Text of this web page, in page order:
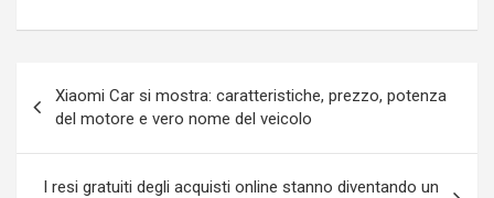
articoli
Xiaomi Car si mostra: caratteristiche, prezzo, potenza
del motore e vero nome del veicolo
I resi gratuiti degli acquisti online stanno diventando un